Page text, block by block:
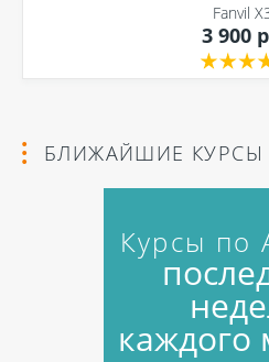
Fanvil
3 900
БЛИЖАЙШИЕ КУРСЫ
Курсы по
каждого